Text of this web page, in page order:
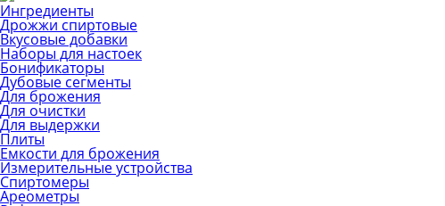
Ингредиенты
Дрожжи спиртовые
Вкусовые добавки
Наборы для настоек
Бонификаторы
Дубовые сегменты
Для брожения
Для очистки
Для выдержки
Плиты
Емкости для брожения
Измерительные устройства
Спиртомеры
Ареометры